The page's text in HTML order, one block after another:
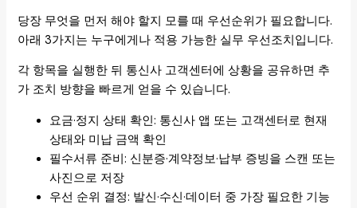
당장 무엇을 먼저 해야 할지 모를 때 우선순위가 필요합니다.
아래 3가지는 누구에게나 적용 가능한 실무 우선조치입니다.
각 항목을 실행한 뒤 통신사 고객센터에 상황을 공유하면 추
가 조치 방향을 빠르게 얻을 수 있습니다.
요금·정지 상태 확인: 통신사 앱 또는 고객센터로 현재
상태와 미납 금액 확인
필수서류 준비: 신분증·계약정보·납부 증빙을 스캔 또는
사진으로 저장
우선 순위 결정: 발신·수신·데이터 중 가장 필요한 기능